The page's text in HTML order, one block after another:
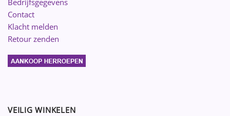
Contact
Klacht melden
Retour zenden
VEILIG WINKELEN